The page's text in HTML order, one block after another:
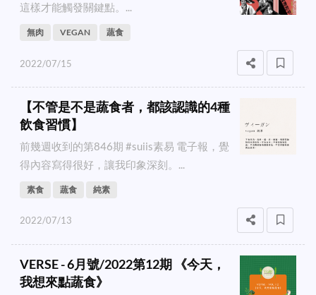
這樣才能觸發關鍵點。...
無肉 VEGAN 蔬食
2022/07/15
【不管是不是蔬食者，都該認識的4種
飲食習慣】
前幾週收到的第846期 #suiis素易 電子報，覺
得內容寫得很好，讓我印象深刻。...
素食 蔬食 純素
2022/07/13
VERSE - 6月號/2022第12期 《今天，
我想來點蔬食》